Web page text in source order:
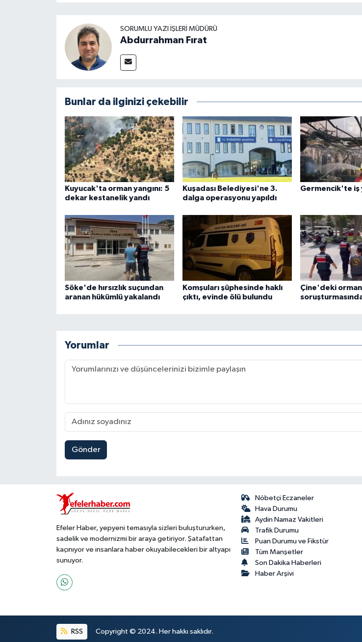
SORUMLU YAZI İŞLERI MÜDÜRÜ
Abdurrahman Fırat
Bunlar da ilginizi çekebilir
Kuyucak'ta orman yangını: 5
dekar kestanelik yandı
Kuşadası Belediyesi'ne 3.
dalga operasyonu yapıldı
Germencik'te iş
Söke'de hırsızlık suçundan
aranan hükümlü yakalandı
Komşuları şüphesinde haklı
çıktı, evinde ölü bulundu
Çine'deki orman
Yorumlar
Gönder
Efeler Haber, yepyeni temasıyla sizleri buluştururken,
sadelik ve modernizmi bir araya getiriyor. Şatafattan
kaçınıyor ve insanlara haber okuyabilecekleri bir altyapı
sunuyor.
Nöbetçi Eczaneler
Hava Durumu
Aydin Namaz Vakitleri
Trafik Durumu
Puan Durumu ve Fikstür
Tüm Manşetler
Son Dakika Haberleri
Haber Arşivi
RSS Copyright © 2024. Her hakkı saklıdır.